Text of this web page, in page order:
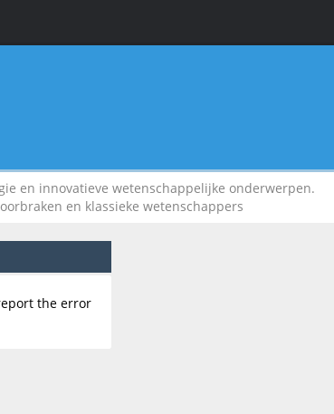
en innovatieve wetenschappelijke onderwerpen.
en klassieke wetenschappers
the error